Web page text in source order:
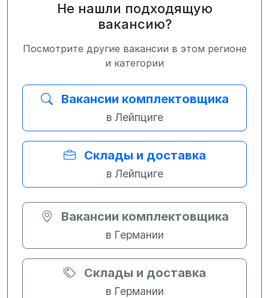
Не нашли подходящую
вакансию?
Посмотрите другие вакансии в этом регионе
и категории
Вакансии комплектовщика
в Лейпциге
Склады и доставка
в Лейпциге
Вакансии комплектовщика
в Германии
Склады и доставка
в Германии